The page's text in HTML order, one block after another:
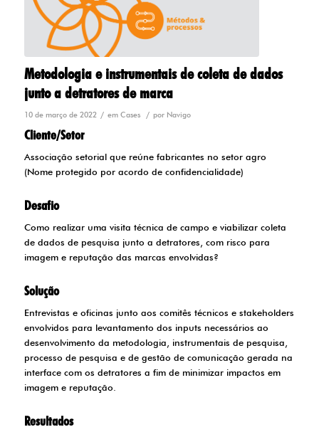
Metodologia e instrumentais de coleta de dados
junto a detratores de marca
10 de março de 2022 / em Cases / por Navigo
Cliente/Setor
Associação setorial que reúne fabricantes no setor agro
(Nome protegido por acordo de confidencialidade)
Desafio
Como realizar uma visita técnica de campo e viabilizar coleta
de dados de pesquisa junto a detratores, com risco para
imagem e reputação das marcas envolvidas?
Solução
Entrevistas e oficinas junto aos comitês técnicos e stakeholders
envolvidos para levantamento dos inputs necessários ao
desenvolvimento da metodologia, instrumentais de pesquisa,
processo de pesquisa e de gestão de comunicação gerada na
interface com os detratores a fim de minimizar impactos em
imagem e reputação.
Resultados